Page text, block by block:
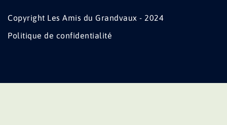
Copyright Les Amis du Grandvaux - 2024
Politique de confidentialité